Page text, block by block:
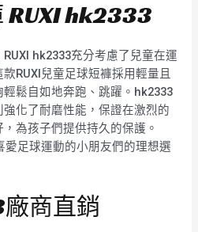
RUXI hk2333
hk2333充分考慮了兒童在運
RUXI兒童足球短褲採用輕量且
鬆自如地奔跑、跳躍。hk2333
化了耐磨性能，保證在激烈的
為孩子們提供持久的保護。
愛足球運動的小朋友們的理想選
商直銷